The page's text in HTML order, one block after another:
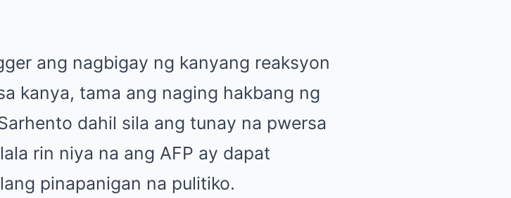
ang nagbigay ng kanyang reaksyon
kanya, tama ang naging hakbang ng
dahil sila ang tunay na pwersa
rin niya na ang AFP ay dapat
pinapanigan na pulitiko.